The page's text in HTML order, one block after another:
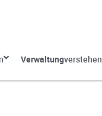
Verwaltungverstehen